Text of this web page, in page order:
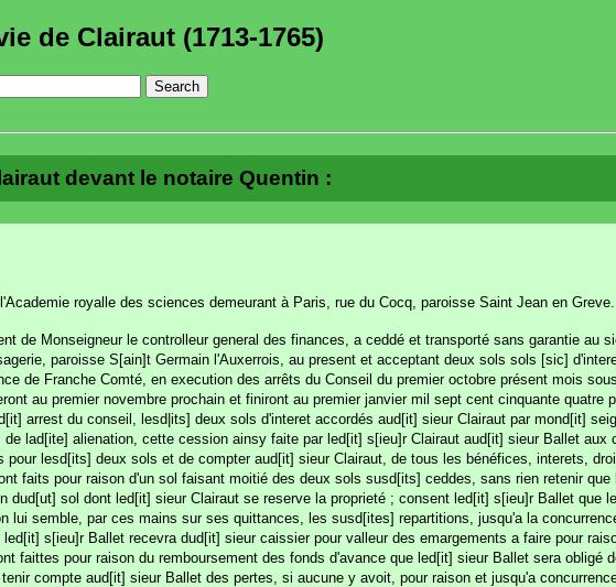
de Clairaut (1713-1765)
devant le notaire Quentin :
royalle des sciences demeurant à Paris, rue du Cocq, paroisse Saint Jean en Greve.
de Monseigneur le controlleur general des finances, a ceddé et transporté sans garantie au
paroisse S[ain]t Germain l'Auxerrois, au present et acceptant deux sols sols [sic]
de Franche Comté, en execution des arrêts du Conseil du premier octobre présent mois
au premier novembre prochain et finiront au premier janvier mil sept cent cinquante quatre
arrest du conseil, lesd|its] deux sols d'interet accordés aud[it] sieur Clairaut par mond[it]
lad[ite] alienation, cette cession ainsy faite par led[it] s[ieu]r Clairaut aud[it] sieur Ballet aux
pour lesd[its] deux sols et de compter aud[it] sieur Clairaut, de tous les bénéfices, interets,
faits pour raison d'un sol faisant moitié des deux sols susd[its] ceddes, sans rien retenir
dud[ut] sol dont led[it] sieur Clairaut se reserve la proprieté ; consent led[it] s[ieu]r Ballet que
lui semble, par ces mains sur ses quittances, les susd[ites] repartitions, jusqu'a la
s[ieu]r Ballet recevra dud[it] sieur caissier pour valleur des emargements a faire pour
faittes pour raison du remboursement des fonds d'avance que led[it] sieur Ballet sera obligé
compte aud[it] sieur Ballet des pertes, si aucune y avoit, pour raison et jusqu'a